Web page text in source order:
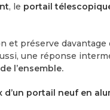
, le portail
préserve davantage
une réponse
l’ensemble.
d’un portail neuf en